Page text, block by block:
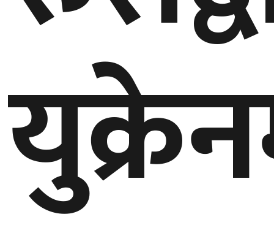
बाग्मती
प्रदेश
कर्णाली
प्रदेश
सुदूरपश्चिम